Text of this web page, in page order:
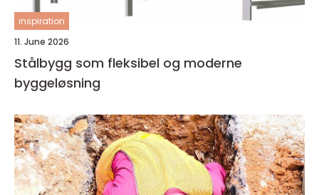
inspiration
11. June 2026
Stålbygg som fleksibel og moderne
byggeløsning